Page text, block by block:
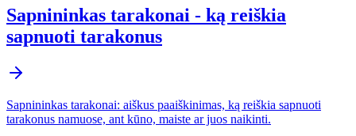
Sapnininkas tarakonai - ką reiškia
sapnuoti tarakonus
Sapnininkas tarakonai: aiškus paaiškinimas, ką reiškia sapnuoti
tarakonus namuose, ant kūno, maiste ar juos naikinti.